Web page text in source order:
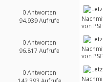
0 Antworten
94.939 Aufrufe
von
0 Antworten
96.817 Aufrufe
von
0 Antworten